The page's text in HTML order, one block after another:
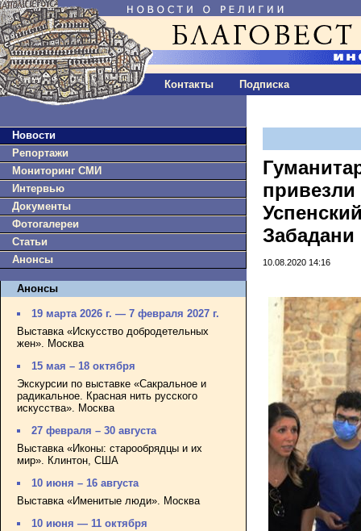
Контакты Подписка
Новости
Репортажи
Мониторинг СМИ
Интервью
Документы
Фотогалереи
Статьи
Анонсы
Анонсы
19 марта 2026 г. — 7 февраля 2027 г.
Выставка «Искусство добродетельных
жен». Москва
15 мая – 18 октября
Экскурсии по выставке «Сакральное и
радикальное. Красная нить русского
искусства». Москва
27 февраля – 30 августа
Выставка «Иконы: старообрядцы и их
мир». Клинтон, США
10 июня – 16 августа
Выставка «Именитые люди». Москва
10 июня — 11 октября
Забадани
10.08.2020 14:16